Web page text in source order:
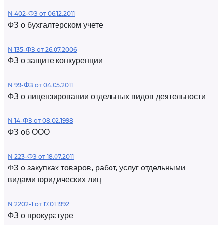
N 402-ФЗ от 06.12.2011
ФЗ о бухгалтерском учете
N 135-ФЗ от 26.07.2006
ФЗ о защите конкуренции
N 99-ФЗ от 04.05.2011
ФЗ о лицензировании отдельных видов деятельности
N 14-ФЗ от 08.02.1998
ФЗ об ООО
N 223-ФЗ от 18.07.2011
ФЗ о закупках товаров, работ, услуг отдельными
видами юридических лиц
N 2202-1 от 17.01.1992
ФЗ о прокуратуре